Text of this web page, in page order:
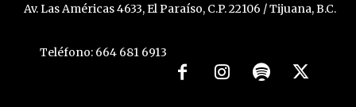
Av. Las Américas 4633, El Paraíso, C.P. 22106 / Tijuana, B.C.
Teléfono: 664 681 6913